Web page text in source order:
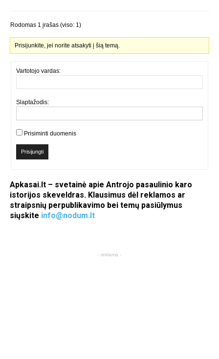
Rodomas 1 įrašas (viso: 1)
Prisijunkite, jei norite atsakyti į šią temą.
Vartotojo vardas:
Slaptažodis:
Prisiminti duomenis
Prisijungti
Apkasai.lt – svetainė apie Antrojo pasaulinio karo
istorijos skeveldras. Klausimus dėl reklamos ar
straipsnių perpublikavimo bei temų pasiūlymus
siųskite info@nodum.lt
- reklama -